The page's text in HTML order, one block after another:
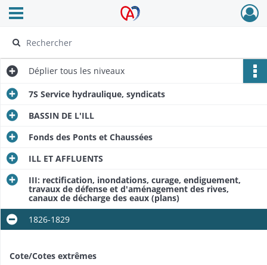
Archives Alsace - Colmar
Ouvrir le menu déroulant
Déplier tous les niveaux
7S Service hydraulique, syndicats
BASSIN DE L'ILL
Fonds des Ponts et Chaussées
ILL ET AFFLUENTS
III: rectification, inondations, curage, endiguement,
travaux de défense et d'aménagement des rives,
canaux de décharge des eaux (plans)
1826-1829
Cote/Cotes extrêmes